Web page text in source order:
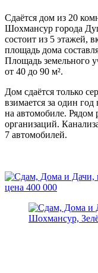
Сдаётся дом из 20
Шохмансур города
состоит из 5 этажей,
площадь дома
Площадь земельного
от 40 до 90 м².
Дом сдаётся только
взимается за один
на автомобиле.
организаций.
7 автомобилей.